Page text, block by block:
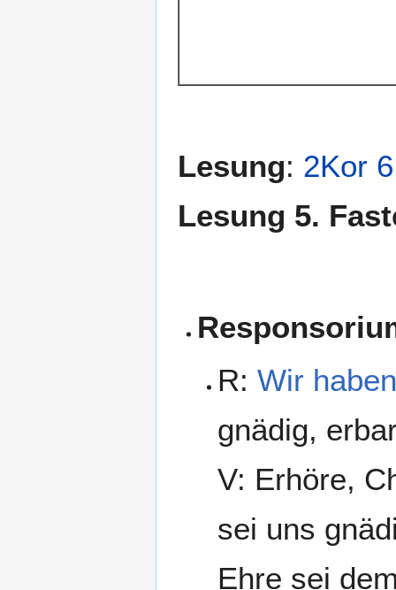
Lesung: 2Kor
Lesung 5.
R: Wir
gnädig,
V: Erhöre,
sei uns
Ehre sei